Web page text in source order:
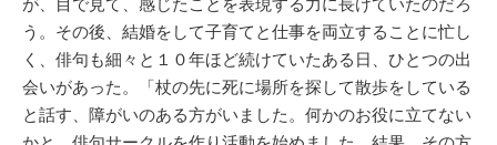
が、目で見て、感じたことを表現する力に長けていたのだろ
う。その後、結婚をして子育てと仕事を両立することに忙し
く、俳句も細々と１０年ほど続けていたある日、ひとつの出
会いがあった。「杖の先に死に場所を探して散歩をしている
と話す、障がいのある方がいました。何かのお役に立てない